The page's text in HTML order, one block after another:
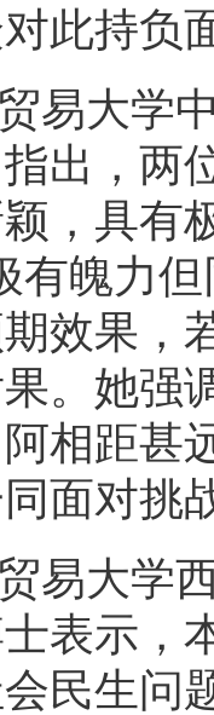
此持负
易大学
出，两
，具有
有魄力
效果，
。她强
相距甚
面对挑
易大学
表示，
民生问